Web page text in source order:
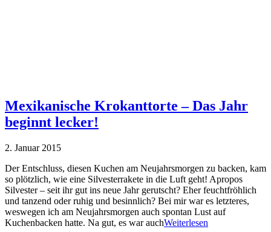
Mexikanische Krokanttorte – Das Jahr
beginnt lecker!
2. Januar 2015
Der Entschluss, diesen Kuchen am Neujahrsmorgen zu backen, kam
so plötzlich, wie eine Silvesterrakete in die Luft geht! Apropos
Silvester – seit ihr gut ins neue Jahr gerutscht? Eher feuchtfröhlich
und tanzend oder ruhig und besinnlich? Bei mir war es letzteres,
weswegen ich am Neujahrsmorgen auch spontan Lust auf
Kuchenbacken hatte. Na gut, es war auchWeiterlesen